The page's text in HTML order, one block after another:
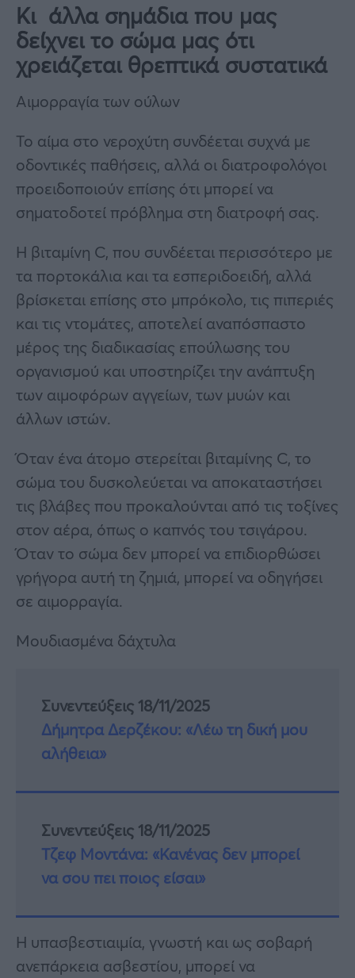
Κι άλλα σημάδια που μας
δείχνει το σώμα μας ότι
χρειάζεται θρεπτικά συστατικά
Αιμορραγία των ούλων
Το αίμα στο νεροχύτη συνδέεται συχνά με
οδοντικές παθήσεις, αλλά οι διατροφολόγοι
προειδοποιούν επίσης ότι μπορεί να
σηματοδοτεί πρόβλημα στη διατροφή σας.
Η βιταμίνη C, που συνδέεται περισσότερο με
τα πορτοκάλια και τα εσπεριδοειδή, αλλά
βρίσκεται επίσης στο μπρόκολο, τις πιπεριές
και τις ντομάτες, αποτελεί αναπόσπαστο
μέρος της διαδικασίας επούλωσης του
οργανισμού και υποστηρίζει την ανάπτυξη
των αιμοφόρων αγγείων, των μυών και
άλλων ιστών.
Όταν ένα άτομο στερείται βιταμίνης C, το
σώμα του δυσκολεύεται να αποκαταστήσει
τις βλάβες που προκαλούνται από τις τοξίνες
στον αέρα, όπως ο καπνός του τσιγάρου.
Όταν το σώμα δεν μπορεί να επιδιορθώσει
γρήγορα αυτή τη ζημιά, μπορεί να οδηγήσει
σε αιμορραγία.
Μουδιασμένα δάχτυλα
Συνεντεύξεις 18/11/2025
Δήμητρα Δερζέκου: «Λέω τη δική μου
αλήθεια»
Συνεντεύξεις 18/11/2025
Τζεφ Μοντάνα: «Κανένας δεν μπορεί
να σου πει ποιος είσαι»
Η υπασβεστιαιμία, γνωστή και ως σοβαρή
ανεπάρκεια ασβεστίου, μπορεί να